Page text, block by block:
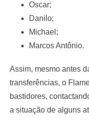
Oscar;
Danilo;
Michael;
Marcos Antônio.
Assim, mesmo antes
transferências, o
bastidores,
a situação de alguns